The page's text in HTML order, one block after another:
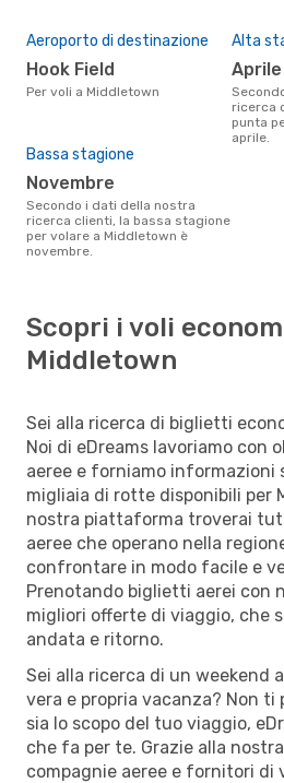
Aeroporto di destinazione
Hook Field
Per voli a Middletown
Alta
aprile
Secondo i dati della nostra
ricerca
punta
aprile.
Bassa stagione
novembre
Secondo i dati della nostra
ricerca clienti, la bassa stagione
per volare a Middletown è
novembre.
Scopri i voli
Middletown
Sei alla ricerca di biglietti
Noi di eDreams lavoriamo con
aeree e forniamo informazioni
migliaia di rotte disponibili per
nostra piattaforma troverai
aeree che operano nella
confrontare in modo facile e
Prenotando biglietti aerei con
migliori offerte di viaggio, che
andata e ritorno.
Sei alla ricerca di un weekend
vera e propria vacanza? Non ti
sia lo scopo del tuo viaggio,
che fa per te. Grazie alla
compagnie aeree e fornitori di